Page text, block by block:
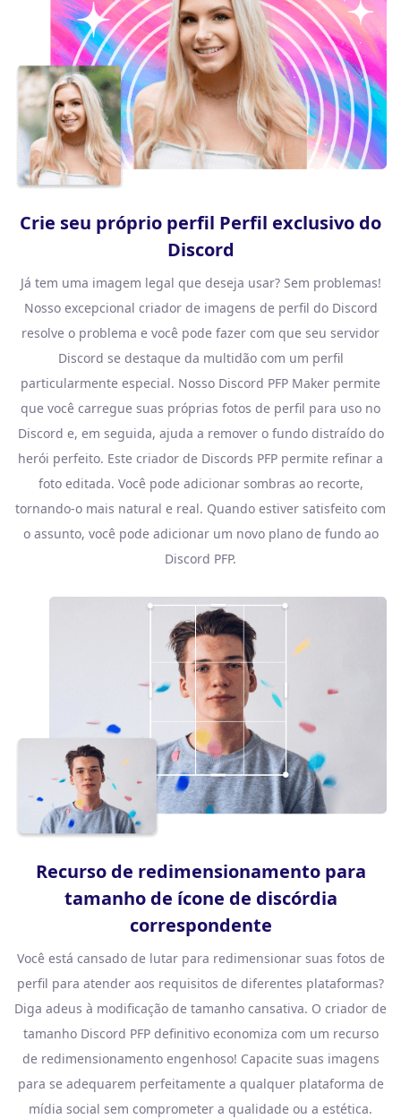
Crie seu próprio perfil Perfil exclusivo do
Discord
Já tem uma imagem legal que deseja usar? Sem problemas!
Nosso excepcional criador de imagens de perfil do Discord
resolve o problema e você pode fazer com que seu servidor
Discord se destaque da multidão com um perfil
particularmente especial. Nosso Discord PFP Maker permite
que você carregue suas próprias fotos de perfil para uso no
Discord e, em seguida, ajuda a remover o fundo distraído do
herói perfeito. Este criador de Discords PFP permite refinar a
foto editada. Você pode adicionar sombras ao recorte,
tornando-o mais natural e real. Quando estiver satisfeito com
o assunto, você pode adicionar um novo plano de fundo ao
Discord PFP.
Recurso de redimensionamento para
tamanho de ícone de discórdia
correspondente
Você está cansado de lutar para redimensionar suas fotos de
perfil para atender aos requisitos de diferentes plataformas?
Diga adeus à modificação de tamanho cansativa. O criador de
tamanho Discord PFP definitivo economiza com um recurso
de redimensionamento engenhoso! Capacite suas imagens
para se adequarem perfeitamente a qualquer plataforma de
mídia social sem comprometer a qualidade ou a estética.